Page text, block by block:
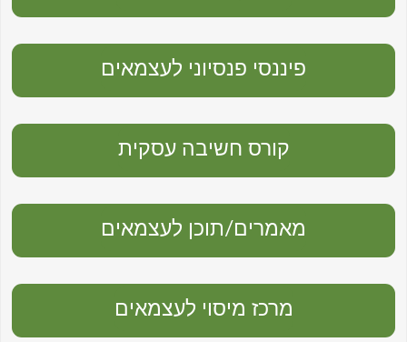
פיננסי פנסיוני לעצמאים
קורס חשיבה עסקית
מאמרים/תוכן לעצמאים
מרכז מיסוי לעצמאים